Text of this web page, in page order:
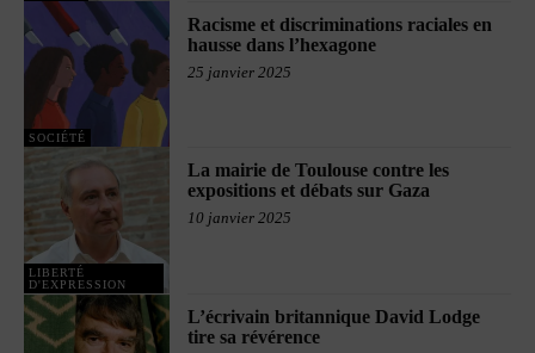
SOCIÉTÉ
Racisme et discriminations raciales en
hausse dans l’hexagone
25 janvier 2025
LIBERTÉ
D'EXPRESSION
La mairie de Toulouse contre les
expositions et débats sur Gaza
10 janvier 2025
L’écrivain britannique David Lodge
tire sa révérence